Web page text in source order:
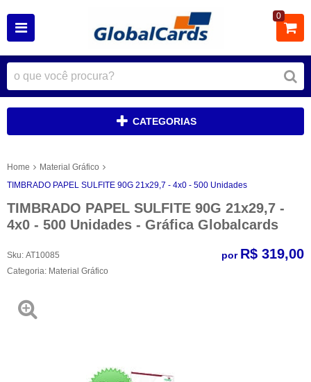
0
CATEGORIAS
Home
Material Gráfico
TIMBRADO PAPEL SULFITE 90G 21x29,7 - 4x0 - 500 Unidades
TIMBRADO PAPEL SULFITE 90G 21x29,7 -
4x0 - 500 Unidades - Gráfica Globalcards
Sku: AT10085
Categoria: Material Gráfico
por R$ 319,00